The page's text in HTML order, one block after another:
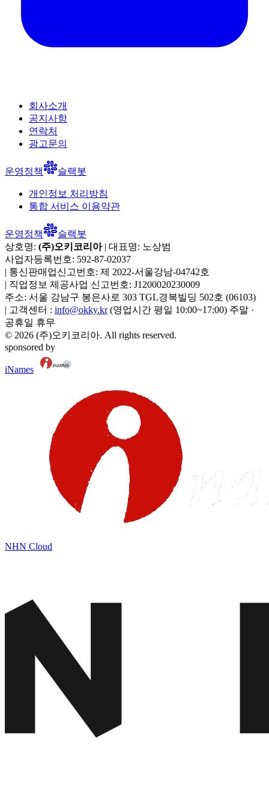
회사소개
공지사항
연락처
광고문의
운영정책 슬랙봇
개인정보 처리방침
통합 서비스 이용약관
운영정책
슬랙봇
상호명: (주)오키코리아| 대표명: 노상범
사업자등록번호: 592-87-02037
| 통신판매업신고번호: 제 2022-서울강남-04742호
| 직업정보 제공사업 신고번호: J1200020230009
주소: 서울 강남구 봉은사로 303 TGL경복빌딩 502호 (06103)
| 고객센터 : info@okky.kr (영업시간 평일 10:00~17:00) 주말 ·
공휴일 휴무
© 2026 (주)오키코리아. All rights reserved.
sponsored by
iNames
NHN Cloud